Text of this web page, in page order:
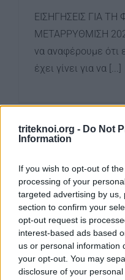
triteknoi.org - Do Not
Information
If you wish to opt-out of
processing of your
targeted advertising by
section to confirm your
opt-out request is
interest-based ads based
us or personal information
your opt-out. You may
disclosure of your
ΕΙΣΗΓΗΣΕΙΣ ΓΙΑ
ΜΕΤΑΡΡΥΘΜΙΣΗ
να αναφέρουμε ότι
έχει γίνει για να [...]
1 Σεπτεμβρίου, 2023
ΣΧΕΔΙΟ ΧΟΡΗΓΙΩΝ
ΧΡΗΣΗΣ
ΚΑΙ
ΚΑΤΟΙΚΙΕΣ 2022-